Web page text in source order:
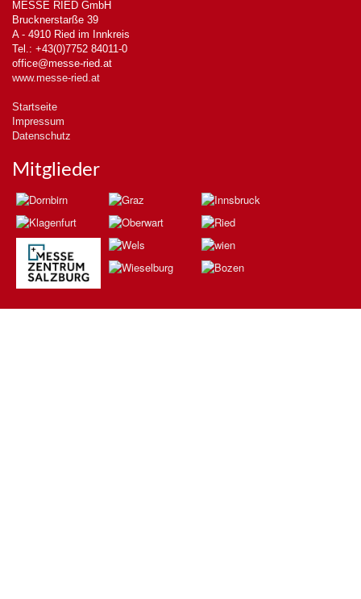
MESSE RIED GmbH
Brucknerstarße 39
A - 4910 Ried im Innkreis
Tel.: +43(0)7752 84011-0
office@messe-ried.at
www.messe-ried.at
Startseite
Impressum
Datenschutz
Mitglieder